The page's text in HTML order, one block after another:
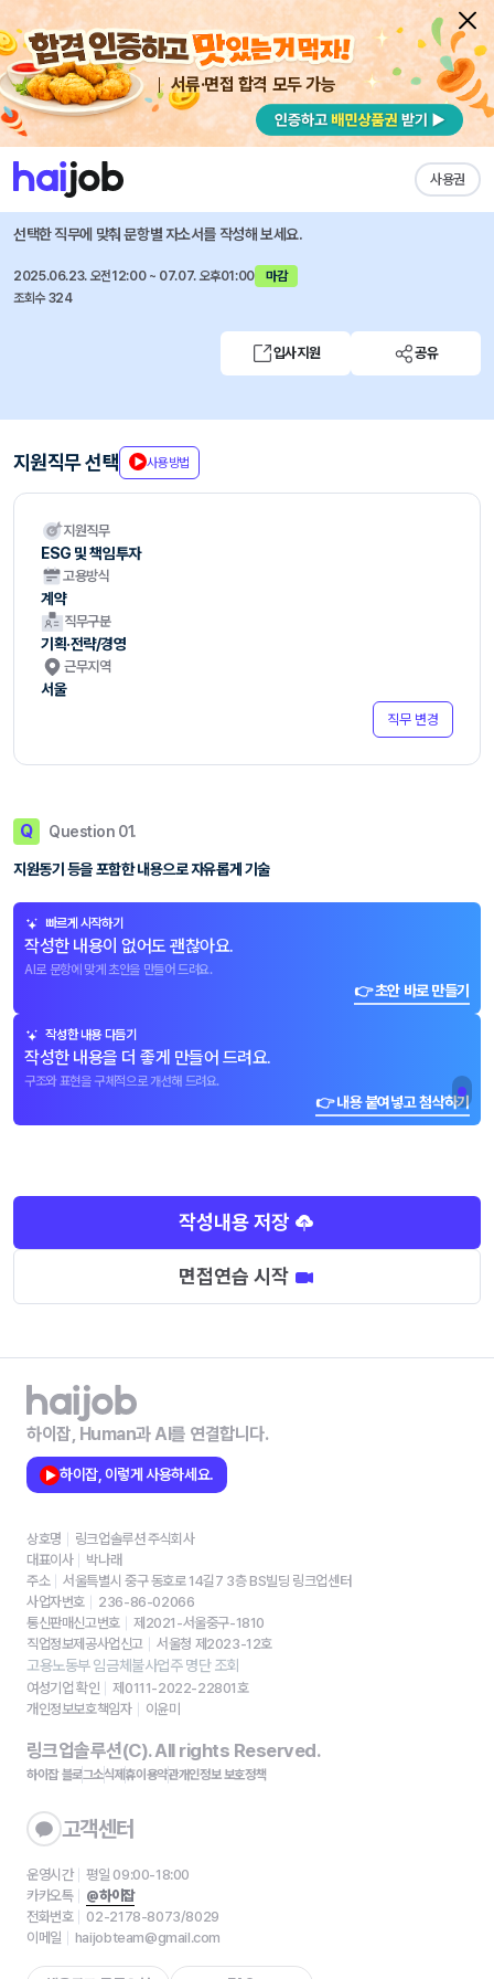
서류·면접 합격 모두 가능
사용권
채용공고 자소서 자유항목 자소서 내 작성목록
한국ESG기준원 즐겨찾기
연구원 채용 공고
선택한 직무에 맞춰 문항별 자소서를 작성해 보세요.
2025.06.23. 오전12:00 ~ 07.07. 오후01:00
마감
조회수 324
입사지원 공유
지원직무 선택 사용방법
지원직무
ESG 및 책임투자
고용방식
계약
직무구분
기획·전략/경영
근무지역
서울
직무 변경
Q Question 01.
지원동기 등을 포함한 내용으로 자유롭게 기술
빠르게 시작하기
작성한 내용이 없어도 괜찮아요.
AI로 문항에 맞게 초안을 만들어 드려요.
👉 초안 바로 만들기
작성한 내용 다듬기
작성한 내용을 더 좋게 만들어 드려요.
구조와 표현을 구체적으로 개선해 드려요.
👉 내용 붙여넣고 첨삭하기
작성내용 저장
면접연습 시작
하이잡, Human과 AI를 연결합니다.
하이잡, 이렇게 사용하세요.
상호명
링크업솔루션 주식회사
대표이사
박나래
주소
서울특별시 중구 동호로 14길7 3층 BS빌딩 링크업센터
사업자번호
236-86-02066
통신판매신고번호
제2021-서울중구-1810
직업정보제공사업신고
서울청 제2023-12호
고용노동부 임금체불사업주 명단 조회
여성기업 확인
제0111-2022-22801호
개인정보보호책임자
이윤미
링크업솔루션(C). All rights Reserved.
하이잡 블로그소식제휴이용약관개인정보 보호정책
고객센터
운영시간
평일 09:00-18:00
카카오톡
@하이잡
전화번호
02-2178-8073/8029
이메일
haijobteam@gmail.com